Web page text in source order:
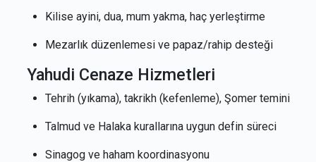
Kilise ayini, dua, mum yakma, haç yerleştirme
Mezarlık düzenlemesi ve papaz/rahip desteği
Yahudi Cenaze Hizmetleri
Tehrih (yıkama), takrikh (kefenleme), Şomer temini
Talmud ve Halaka kurallarına uygun defin süreci
Sinagog ve haham koordinasyonu